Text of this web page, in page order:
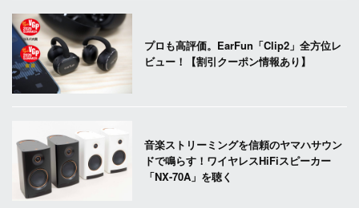
プロも高評価。EarFun「Clip2」全方位レ
ビュー！【割引クーポン情報あり】
音楽ストリーミングを信頼のヤマハサウン
ドで鳴らす！ワイヤレスHiFiスピーカー
「NX-70A」を聴く